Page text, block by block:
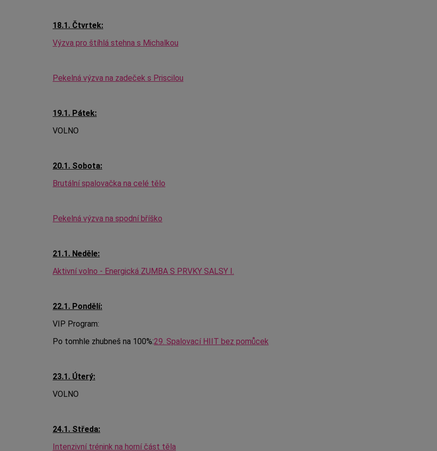
18.1. Čtvrtek:
Výzva pro štíhlá stehna s Michalkou
Pekelná výzva na zadeček s Priscilou
19.1. Pátek:
VOLNO
20.1. Sobota:
Brutální spalovačka na celé tělo
Pekelná výzva na spodní bříško
21.1. Neděle:
Aktivní volno - Energická ZUMBA S PRVKY SALSY I.
22.1. Pondělí:
VIP Program:
Po tomhle zhubneš na 100%:29. Spalovací HIIT bez pomůcek
23.1. Úterý:
VOLNO
24.1. Středa:
Intenzivní trénink na horní část těla